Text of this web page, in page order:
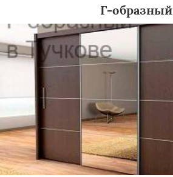
Г-образный